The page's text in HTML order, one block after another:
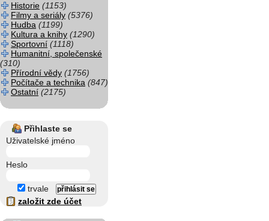
Historie (1153)
Filmy a seriály (5376)
Hudba (1199)
Kultura a knihy (1290)
Sportovní (1118)
Humanitní, společenské
(310)
Přírodní vědy (1756)
Počítače a technika (847)
Ostatní (2175)
Přihlaste se
Uživatelské jméno
Heslo
trvale
založit zde účet